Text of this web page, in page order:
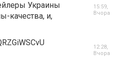
Украины
качества, и,
15:59,
Вчора
12:28,
Вчора